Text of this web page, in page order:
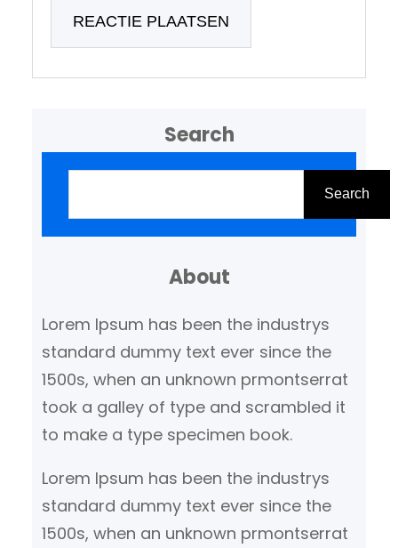
Search
Search
About
Lorem Ipsum has been the industrys
standard dummy text ever since the
1500s, when an unknown prmontserrat
took a galley of type and scrambled it
to make a type specimen book.
Lorem Ipsum has been the industrys
standard dummy text ever since the
1500s, when an unknown prmontserrat